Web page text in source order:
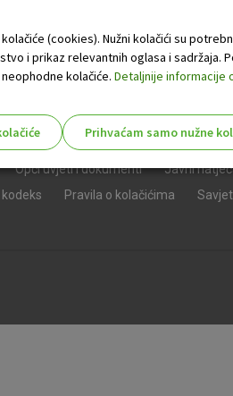
Opći uvjeti i dokumenti Javni
kodeks Pravila o kolačićima
(cookies). Nužni kolačići su
i prikaz relevantnih oglasa i sadržaja.
kolačiće. Detaljnije informacije
Prihvaćam samo nužne